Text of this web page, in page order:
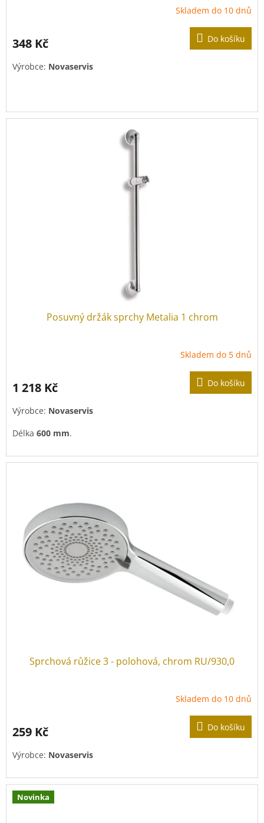
Skladem do 10 dnů
348 Kč Do košíku
Výrobce: Novaservis
Posuvný držák sprchy Metalia 1 chrom
Skladem do 5 dnů
1 218 Kč Do košíku
Výrobce: Novaservis
Délka 600 mm.
Průměr tyče18 mm.
Sprchová růžice 3 - polohová, chrom RU/930,0
Skladem do 10 dnů
259 Kč Do košíku
Výrobce: Novaservis
Novinka